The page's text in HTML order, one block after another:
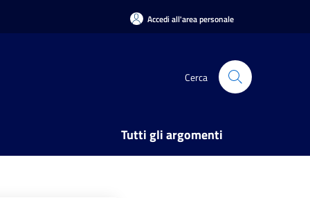
Accedi all'area personale
Cerca
Tutti gli argomenti